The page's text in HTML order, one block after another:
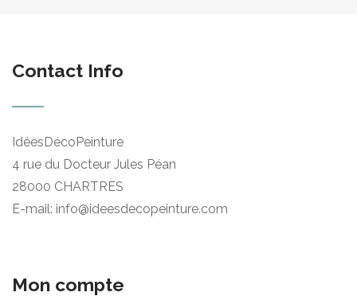
Contact Info
IdéesDécoPeinture
4 rue du Docteur Jules Péan
28000 CHARTRES
E-mail: info@ideesdecopeinture.com
Mon compte